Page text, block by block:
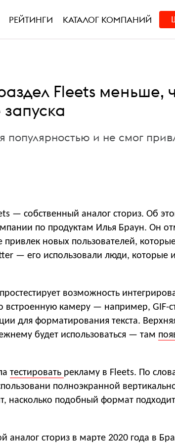
РЕЙТИНГИ КАТАЛОГ КОМПАНИЙ
Fleets меньше,
популярностью и не смог
— собственный аналог сториз. Об
по продуктам Илья Браун. Он
привлек новых пользователей,
— его использовали люди, которые
возможность
встроенную камеру — например, GIF-
для форматирования текста.
будет использоваться — там
тестировать рекламу в Fleets. По
полноэкранной
насколько подобный формат
аналог сториз в марте 2020 года в